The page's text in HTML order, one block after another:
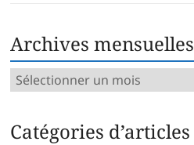
Archives mensuelles
Archives
Catégories d’articles